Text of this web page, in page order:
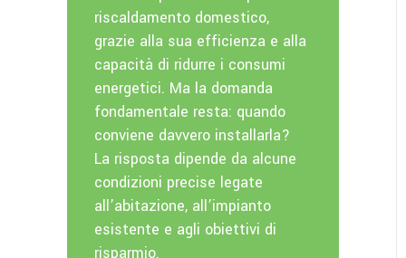
riscaldamento domestico,
grazie alla sua efficienza e alla
capacità di ridurre i consumi
energetici. Ma la domanda
fondamentale resta: quando
conviene davvero installarla?
La risposta dipende da alcune
condizioni precise legate
all’abitazione, all’impianto
esistente e agli obiettivi di
risparmio.